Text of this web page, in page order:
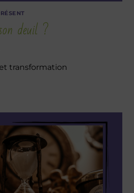
deuil ?
transformation